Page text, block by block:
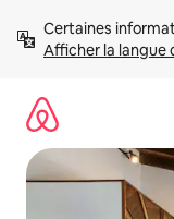
directement
Afficher la langue